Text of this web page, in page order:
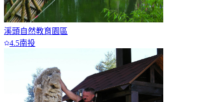
溪頭自然教育園區
4.5南投